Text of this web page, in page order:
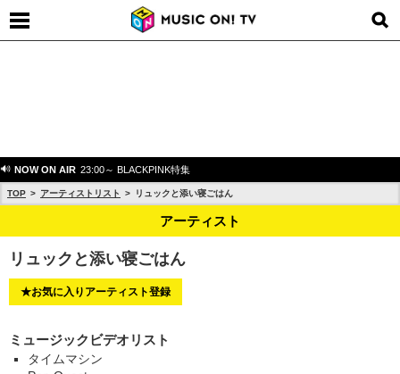
NOW ON AIR 23:00～ BLACKPINK特集
TOP アーティストリスト リュックと添い寝ごはん
アーティスト
リュックと添い寝ごはん
★お気に入りアーティスト登録
ミュージックビデオリスト
タイムマシン